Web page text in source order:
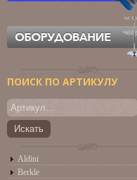
ПОИСК ПО АРТИКУЛУ
Aldini
Berkle